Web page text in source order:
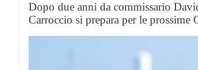
Dopo due anni da commissario
Carroccio si prepara per le prossime